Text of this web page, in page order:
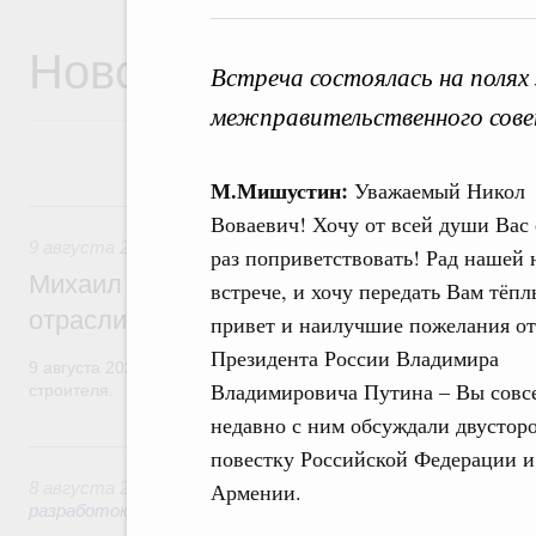
Встреча состоялась на
межправительственного
М.Мишустин: Уважаемый Никол
Воваевич! Хочу от всей души
раз поприветствовать! Рад нашей
встрече, и хочу передать Вам
привет и наилучшие пожелания от
Президента России Владимира
Владимировича Путина – Вы
недавно с ним обсуждали
повестку Российской Федерации и
Армении.
Новости
9 августа, воскресенье
Регулирование в сфере строительства
Михаил Мишустин поздравил
отрасли с профессиональным
9 августа 2026 года отмечается профессиональный праздник
8 августа, суббота
Государственная политика в сфере
разработок